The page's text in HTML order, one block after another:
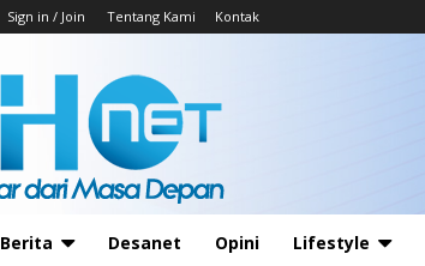
Sign in / Join Tentang Kami Kontak
Berita Desanet Opini Lifestyle